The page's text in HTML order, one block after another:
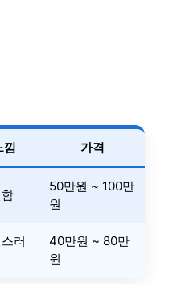
낌 가격
50만원 ~ 100만
원
러
40만원 ~ 80만
원